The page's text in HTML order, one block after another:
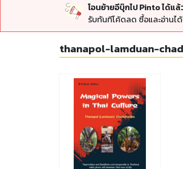
โอนย้ายอีบุ๊กไป Pinto ได้แ
รับทันทีโค้ดลด ซื้อและอ่านไ
thanapol-lamduan-